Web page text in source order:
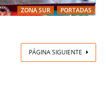
ZONA SUR PORTADAS
PÁGINA SIGUIENTE